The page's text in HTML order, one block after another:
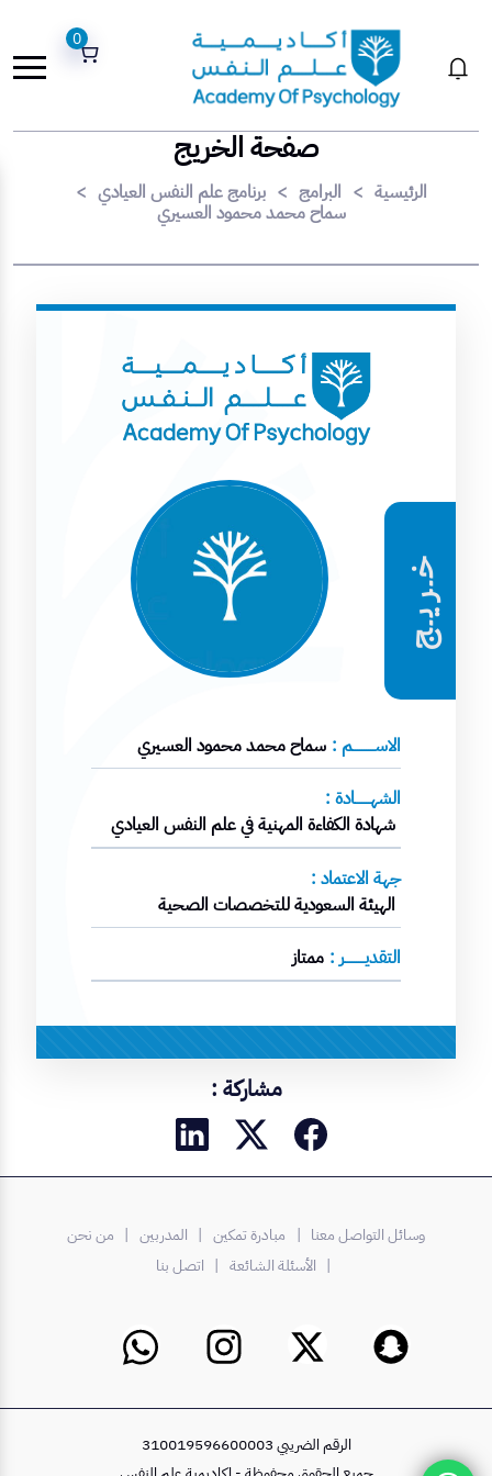
0
صفحة الخريج
الرئيسية > البرامج > برنامج علم النفس العيادي >
سماح محمد محمود العسيري
خـريـج
الاســــــــــم : سماح محمد محمود العسيري
الشهـــــــادة :
شهادة الكفاءة المهنية في علم النفس العيادي
جهة الاعتماد :
الهيئة السعودية للتخصصات الصحية
التقديـــــــــر : ممتاز
مشاركة :
وسائل التواصل معنا | مبادرة تمكين | المدربين | من نحن
| الأسئلة الشائعة | اتصل بنا
الرقم الضريبي 310019596600003